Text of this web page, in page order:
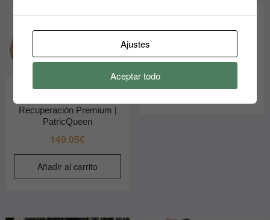
Faja Postquirúrgica Grado
Recuperación Premium |
PatricQueen
149.95€
Añadir al carrito
Invisible Control Abdomen |
109.95€
Añadir al carrito
Ajustes
Aceptar todo